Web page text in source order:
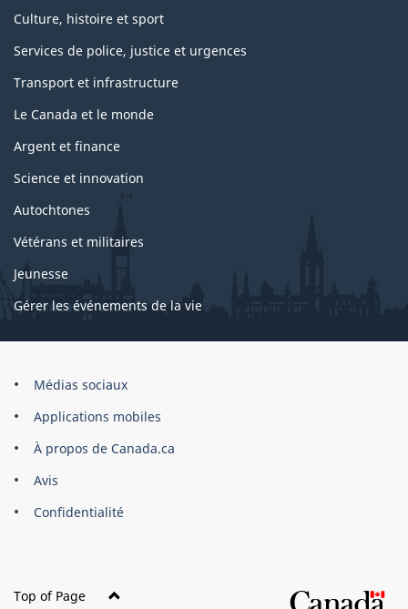
Culture, histoire et sport
Services de police, justice et urgences
Transport et infrastructure
Le Canada et le monde
Argent et finance
Science et innovation
Autochtones
Vétérans et militaires
Jeunesse
Gérer les événements de la vie
Organisation
gouvernement
du
Canada
Médias sociaux
Applications mobiles
À propos de Canada.ca
Avis
Confidentialité
Top of Page